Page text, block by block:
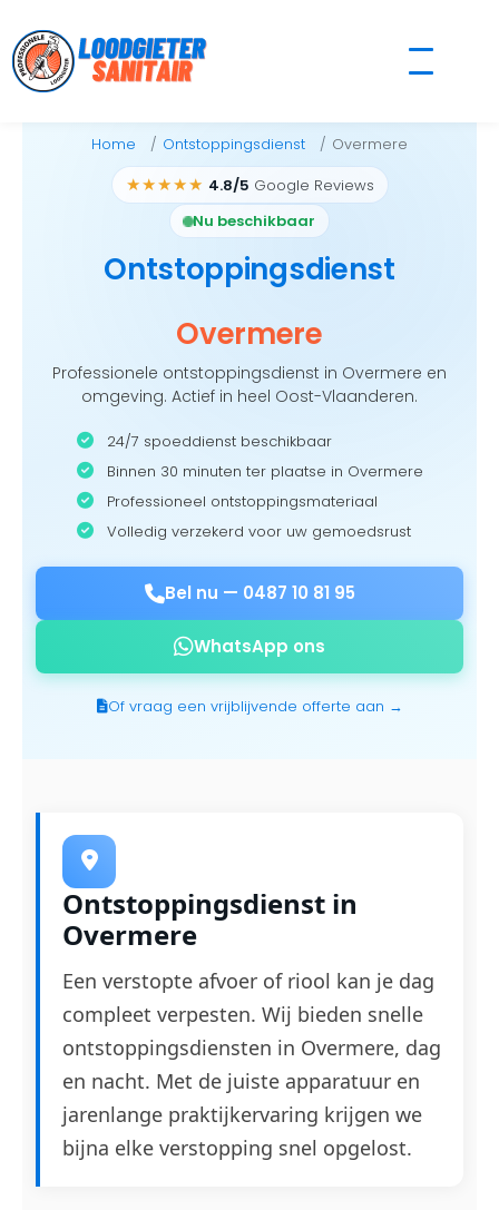
to
content
Home Ontstoppingsdienst Overmere
★★★★★ 4.8/5 Google Reviews
Nu beschikbaar
Ontstoppingsdienst
Overmere
Professionele ontstoppingsdienst in Overmere en
omgeving. Actief in heel Oost-Vlaanderen.
24/7 spoeddienst beschikbaar
Binnen 30 minuten ter plaatse in Overmere
Professioneel ontstoppingsmateriaal
Volledig verzekerd voor uw gemoedsrust
Bel nu — 0487 10 81 95
WhatsApp ons
Of vraag een vrijblijvende offerte aan →
Ontstoppingsdienst in
Overmere
Een verstopte afvoer of riool kan je dag
compleet verpesten. Wij bieden snelle
ontstoppingsdiensten in Overmere, dag
en nacht. Met de juiste apparatuur en
jarenlange praktijkervaring krijgen we
bijna elke verstopping snel opgelost.